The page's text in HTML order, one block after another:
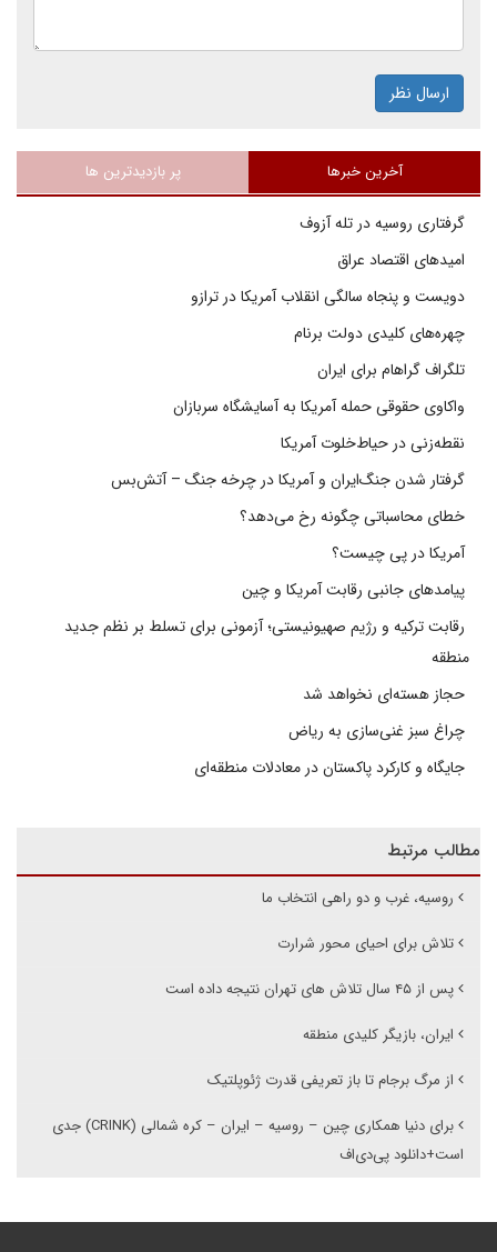
ارسال نظر
آخرین خبرها پر بازدیدترین ها
گرفتاری روسیه در تله آزوف
امیدهای اقتصاد عراق
دویست و پنجاه سالگی انقلاب آمریکا در ترازو
چهره‌های کلیدی دولت برنام
تلگراف گراهام برای ایران
واکاوی حقوقی حمله آمریکا به آسایشگاه سربازان
نقطه‌زنی در حیاط‌خلوت آمریکا
گرفتار شدن جنگ‌ایران و آمریکا در چرخه جنگ – آتش‌بس
خطای محاسباتی چگونه رخ می‌دهد؟
آمریکا در پی چیست؟
پیامدهای جانبی رقابت آمریکا و چین
رقابت ترکیه و رژیم صهیونیستی؛ آزمونی برای تسلط بر نظم جدید
منطقه
حجاز هسته‌ای نخواهد شد
چراغ سبز غنی‌سازی به ریاض
جایگاه و کارکرد پاکستان در معادلات منطقه‌ای
مطالب مرتبط
روسیه، غرب و دو راهی انتخاب ما
تلاش برای احیای محور شرارت
پس از ۴۵ سال تلاش های تهران نتیجه داده است
ایران، بازیگر کلیدی منطقه
از مرگ برجام تا باز تعریفی قدرت ژئوپلتیک
برای دنیا همکاری چین – روسیه – ایران – کره شمالی (CRINK) جدی
است+دانلود پی‌دی‌اف